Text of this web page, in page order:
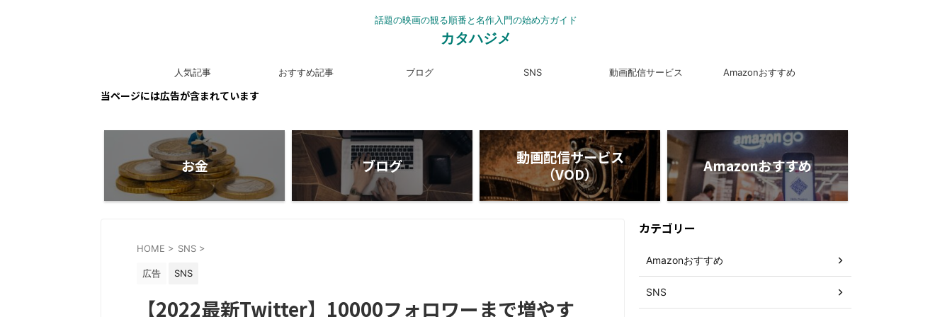
話題の映画の観る順番と名作入門の始め方ガイド
カタハジメ
人気記事 おすすめ記事 ブログ SNS 動画配信サービス Amazonおすすめ
当ページには広告が含まれています
お金 ブログ
動画配信サービス
（VOD）
Amazonおすすめ
HOME > SNS >
広告 SNS
【2022最新Twitter】10000フォロワーまで増やす
カテゴリー
Amazonおすすめ
SNS